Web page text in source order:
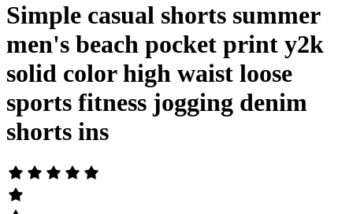
Simple casual shorts summer
men's beach pocket print y2k
solid color high waist loose
sports fitness jogging denim
shorts ins